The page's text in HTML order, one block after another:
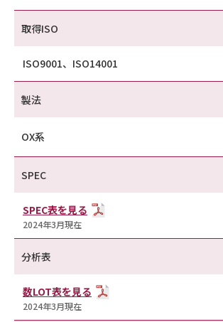
取得ISO
ISO9001、ISO14001
製法
OX系
SPEC
SPEC表を見る
2024年3月現在
分析表
数LOT表を見る
2024年3月現在